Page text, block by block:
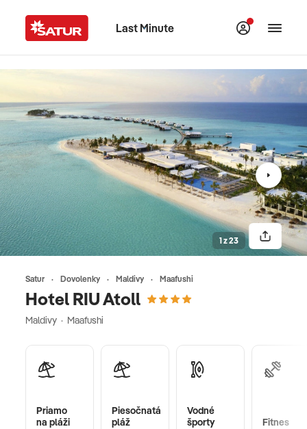
Last Minute
Satur Dovolenky Maldivy Maafushi
Hotel RIU Atoll
Maldivy · Maafushi
1 z 23
Priamo
na pláži
Piesočnatá
pláž
Vodné
športy
Fitnes